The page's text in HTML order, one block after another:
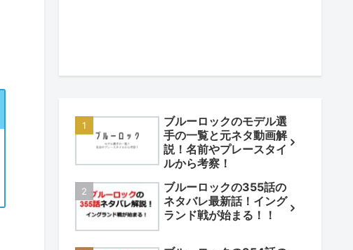
ブルーロックのモデル選
手の一覧と元ネタ動画解
説！名前やプレースタイ
ルから考察！
ブルーロックの355話の
ネタバレ最新話！イング
ランド戦が始まる！！